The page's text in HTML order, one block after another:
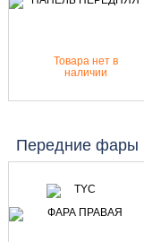
Товара нет в
наличии
Передние фары